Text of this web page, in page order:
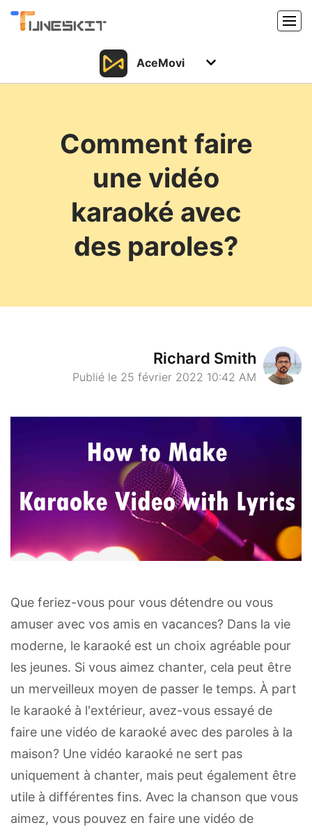
Produits
Support
Centre de téléchargement
AceMovi
Support
Ressources
Comment faire
une vidéo
karaoké avec
des paroles?
Richard Smith
Publié le 25 février 2022 10:42 AM
Que feriez-vous pour vous détendre ou vous
amuser avec vos amis en vacances? Dans la vie
moderne, le karaoké est un choix agréable pour
les jeunes. Si vous aimez chanter, cela peut être
un merveilleux moyen de passer le temps. À part
le karaoké à l'extérieur, avez-vous essayé de
faire une vidéo de karaoké avec des paroles à la
maison? Une vidéo karaoké ne sert pas
uniquement à chanter, mais peut également être
utile à différentes fins. Avec la chanson que vous
aimez, vous pouvez en faire une vidéo de